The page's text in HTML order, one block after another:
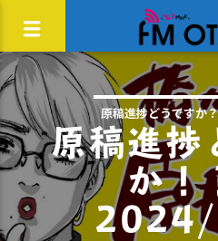
原稿進捗どうですか
原稿進捗
か！